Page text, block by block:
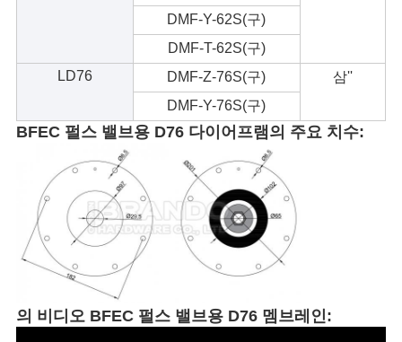
DMF-Y-62S(구)
DMF-T-62S(구)
LD76
DMF-Z-76S(구)
삼''
DMF-Y-76S(구)
BFEC 펄스 밸브용 D76 다이어프램의 주요 치수:
의 비디오 BFEC 펄스 밸브용 D76 멤브레인: